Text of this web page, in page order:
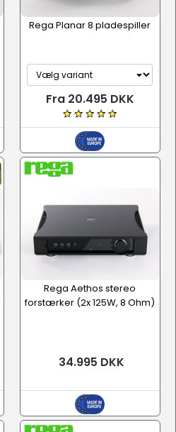
Rega Planar 8 pladespiller
Fra 20.495 DKK
Rega Aethos stereo
forstærker (2x 125W, 8 Ohm)
34.995 DKK